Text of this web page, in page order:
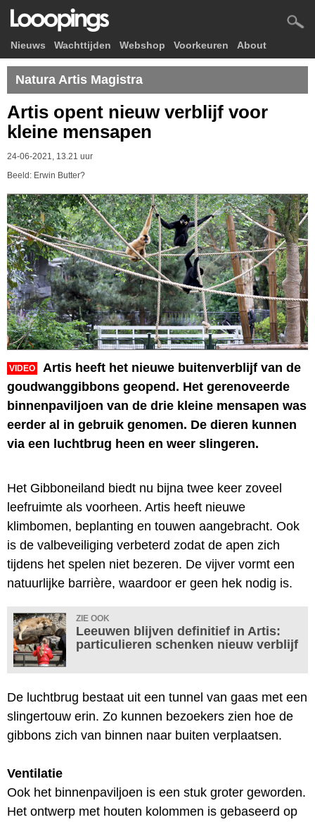
Nieuws Wachttijden Webshop Voorkeuren About
Natura Artis Magistra
Artis opent nieuw verblijf voor
kleine mensapen
24-06-2021, 13.21 uur
Beeld: Erwin Butter?
VIDEO
Artis heeft het nieuwe buitenverblijf van de
goudwanggibbons geopend. Het gerenoveerde
binnenpaviljoen van de drie kleine mensapen was
eerder al in gebruik genomen. De dieren kunnen
via een luchtbrug heen en weer slingeren.
Het Gibboneiland biedt nu bijna twee keer zoveel
leefruimte als voorheen. Artis heeft nieuwe
klimbomen, beplanting en touwen aangebracht. Ook
is de valbeveiliging verbeterd zodat de apen zich
tijdens het spelen niet bezeren. De vijver vormt een
natuurlijke barrière, waardoor er geen hek nodig is.
ZIE OOK
Leeuwen blijven definitief in Artis:
particulieren schenken nieuw verblijf
De luchtbrug bestaat uit een tunnel van gaas met een
slingertouw erin. Zo kunnen bezoekers zien hoe de
gibbons zich van binnen naar buiten verplaatsen.
Ventilatie
Ook het binnenpaviljoen is een stuk groter geworden.
Het ontwerp met houten kolommen is gebaseerd op